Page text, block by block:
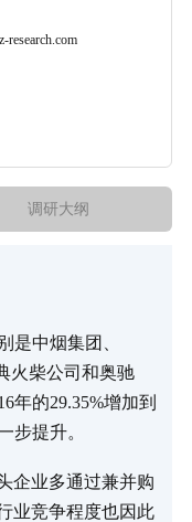
research.com
调研大纲
是中烟集团、
火柴公司和奥驰
年的29.35%增加到
步提升。
企业多通过兼并购
业竞争程度也因此